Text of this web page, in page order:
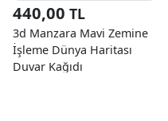
440,00 TL
3d Manzara Mavi Zemine
İşleme Dünya Haritası
Duvar Kağıdı